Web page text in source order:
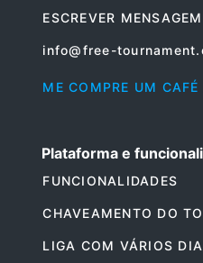
ESCREVER MENSAGEM
info@free-
ME COMPRE UM CAFÉ
Plataforma e
FUNCIONALIDADES
CHAVEAMENTO DO
LIGA COM VÁRIOS